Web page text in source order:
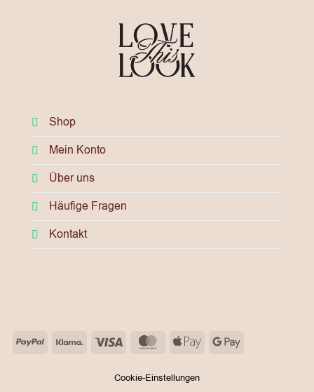
Shop
Mein Konto
Über uns
Häufige Fragen
Kontakt
PayPalKlarna Visa MasterCard
Apple
Google
Cookie-Einstellungen